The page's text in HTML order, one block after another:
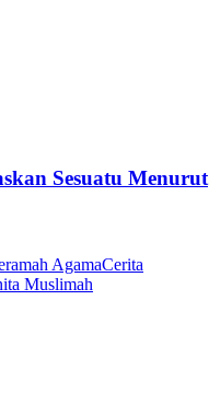
Sesuatu Menurut
AgamaCerita
Muslimah